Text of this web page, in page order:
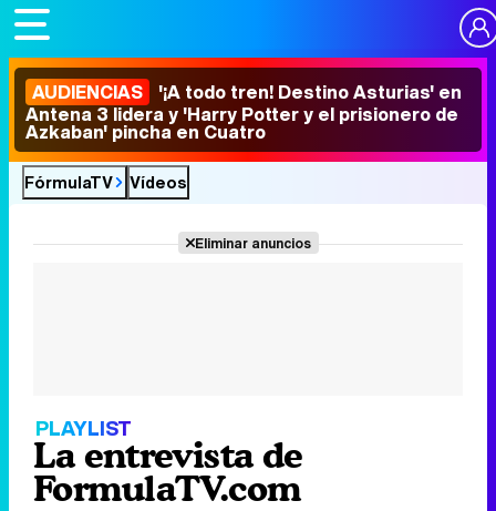
AUDIENCIAS '¡A todo tren! Destino Asturias' en
Antena 3 lidera y 'Harry Potter y el prisionero de
Azkaban' pincha en Cuatro
FórmulaTV Vídeos
Eliminar anuncios
PLAYLIST
La entrevista de
FormulaTV.com